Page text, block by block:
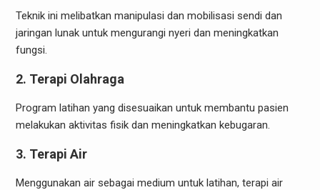
Teknik ini melibatkan manipulasi dan mobilisasi sendi dan
jaringan lunak untuk mengurangi nyeri dan meningkatkan
fungsi.
2. Terapi Olahraga
Program latihan yang disesuaikan untuk membantu pasien
melakukan aktivitas fisik dan meningkatkan kebugaran.
3. Terapi Air
Menggunakan air sebagai medium untuk latihan, terapi air